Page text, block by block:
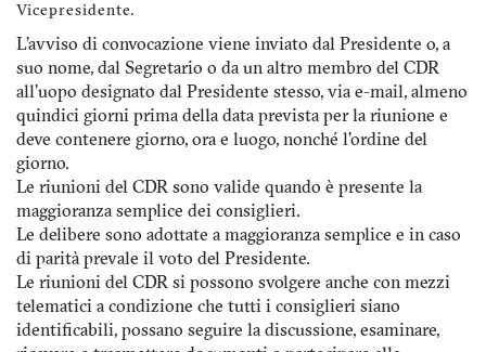
Vicepresidente.
L’avviso di convocazione viene inviato dal Presidente o, a
suo nome, dal Segretario o da un altro membro del CDR
all’uopo designato dal Presidente stesso, via e-mail, almeno
quindici giorni prima della data prevista per la riunione e
deve contenere giorno, ora e luogo, nonché l’ordine del
giorno.
Le riunioni del CDR sono valide quando è presente la
maggioranza semplice dei consiglieri.
Le delibere sono adottate a maggioranza semplice e in caso
di parità prevale il voto del Presidente.
Le riunioni del CDR si possono svolgere anche con mezzi
telematici a condizione che tutti i consiglieri siano
identificabili, possano seguire la discussione, esaminare,